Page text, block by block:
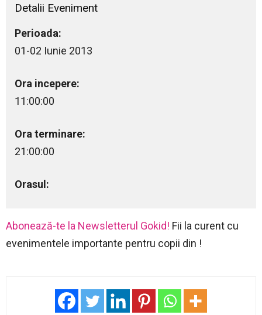
Detalii Eveniment
Perioada:
01-02 Iunie 2013
Ora incepere:
11:00:00
Ora terminare:
21:00:00
Orasul:
Abonează-te la Newsletterul Gokid! Fii la curent cu
evenimentele importante pentru copii din !